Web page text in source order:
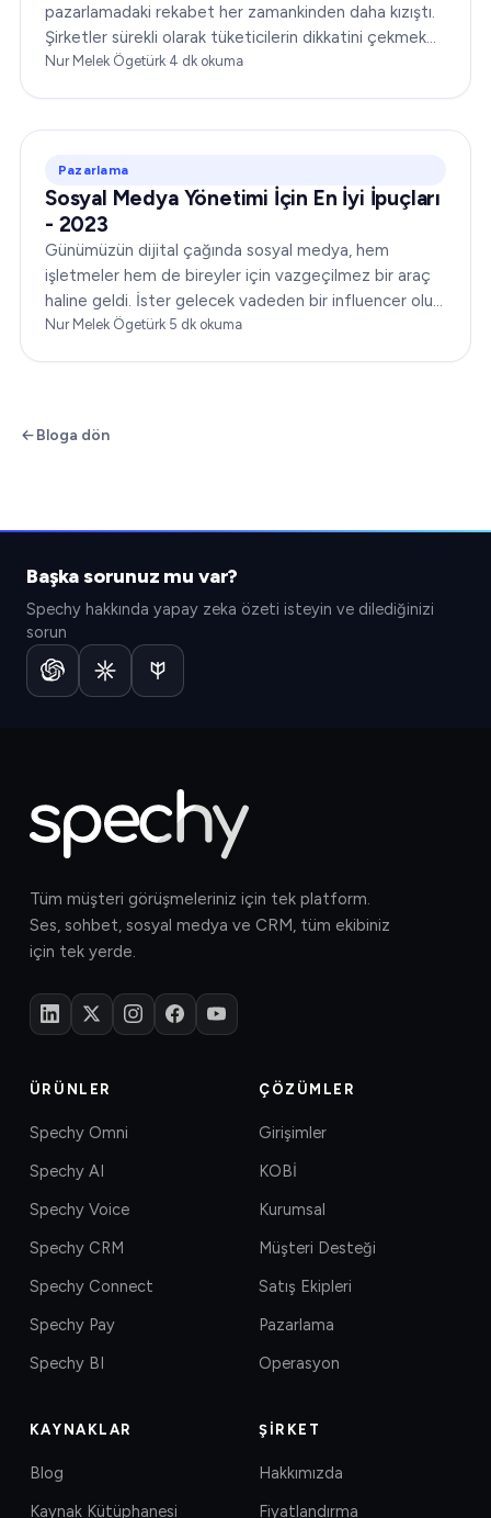
pazarlamadaki rekabet her zamankinden daha kızıştı.
Şirketler sürekli olarak tüketicilerin dikkatini çekmek
için yarışıyor, rakiplerinin önüne geçmeye çalışıyor ve…
Nur Melek Ögetürk·4 dk okuma
Pazarlama
Sosyal Medya Yönetimi İçin En İyi İpuçları
- 2023
Günümüzün dijital çağında sosyal medya, hem
işletmeler hem de bireyler için vazgeçilmez bir araç
haline geldi. İster gelecek vadeden bir influencer olun
ister deneyimli bir pazarlamacı, sosyal medya
Nur Melek Ögetürk·5 dk okuma
Bloga dön
Başka sorunuz mu var?
Spechy hakkında yapay zeka özeti isteyin ve dilediğinizi
sorun
Tüm müşteri görüşmeleriniz için tek platform.
Ses, sohbet, sosyal medya ve CRM, tüm ekibiniz
için tek yerde.
ÜRÜNLER
Spechy Omni
Spechy AI
Spechy Voice
Spechy CRM
Spechy Connect
Spechy Pay
Spechy BI
ÇÖZÜMLER
Girişimler
KOBİ
Kurumsal
Müşteri Desteği
Satış Ekipleri
Pazarlama
Operasyon
KAYNAKLAR
Blog
Kaynak Kütüphanesi
ŞIRKET
Hakkımızda
Fiyatlandırma